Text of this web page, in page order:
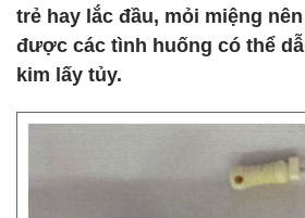
trẻ hay lắc đầu, mỏi miệng
được các tình huống có thể
kim lấy tủy.